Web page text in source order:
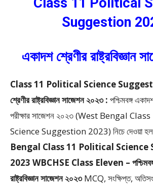
Suggestion
একাদশ শ্রেণীর রাষ্ট্রবিজ্ঞান
Class 11 Political Science
শ্রেণীর রাষ্ট্রবিজ্ঞান সাজেশন ২০২৩ : পশ্চিমবঙ্গ
পরীক্ষার সাজেশন ২০২৩ (West Bengal
Science Suggestion 2023) নিচে দেওয়া
Bengal Class 11 Political Science
2023 WBCHSE Class Eleven – পশ্চিমবঙ্গ
রাষ্ট্রবিজ্ঞান সাজেশন ২০২৩MCQ, সংক্ষিপ্ত,